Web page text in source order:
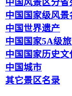
中国风景区分省
中国国家级风景
中国世界遗产
中国国家5A级
中国国家历史文
中国城市
其它景区名录